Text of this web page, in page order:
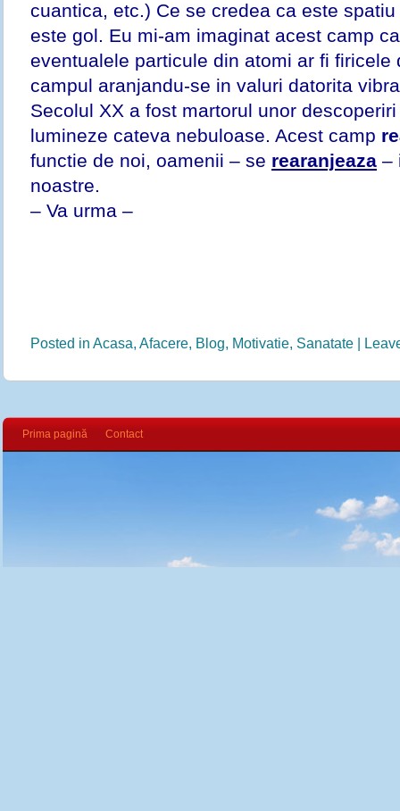
cuantica, etc.) Ce se credea ca este
este gol. Eu mi-am imaginat acest camp
eventualele particule din atomi ar fi firicele
campul aranjandu-se in valuri datorita
Secolul XX a fost martorul unor
lumineze cateva nebuloase. Acest camp
functie de noi, oamenii – se rearanjeaza –
noastre.
– Va urma –
Posted in Acasa, Afacere, Blog, Motivatie, Sanatate |
Prima pagină Contact